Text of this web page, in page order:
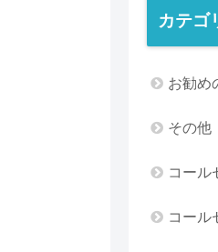
カテゴ
お勧め
その他
コール
コール